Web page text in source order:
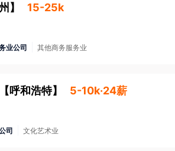
】 15-25k
业公司 其他商务服务业
【呼和浩特】 5-10k·24薪
司 文化艺术业